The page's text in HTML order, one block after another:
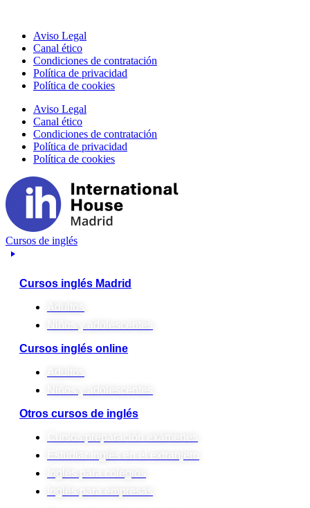
Aviso Legal
Canal ético
Condiciones de contratación
Política de privacidad
Política de cookies
Aviso Legal
Canal ético
Condiciones de contratación
Política de privacidad
Política de cookies
Cursos de inglés
Cursos inglés Madrid
Adultos
Niños y adolescentes
Cursos inglés online
Adultos
Niños y adolescentes
Otros cursos de inglés
Cursos preparación exámenes
Estudiar inglés en el extranjero
Inglés para colegios
Inglés para empresas